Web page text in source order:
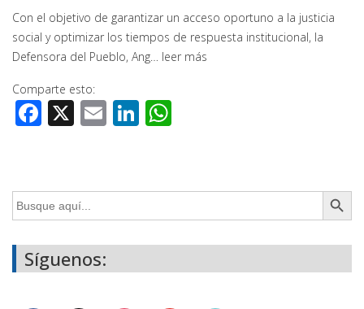
Con el objetivo de garantizar un acceso oportuno a la justicia
social y optimizar los tiempos de respuesta institucional, la
Defensora del Pueblo, Ang… leer más
Comparte esto:
Facebook
X EmailLinkedIn
Buscar: Botón de
Síguenos: